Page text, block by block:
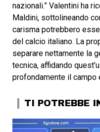
nazionali.” Valentini ha
Maldini, sottolineando
carisma potrebbero
del calcio italiano. La
separare nettamente la
tecnica, affidando
profondamente il campo
TI POTREBBE